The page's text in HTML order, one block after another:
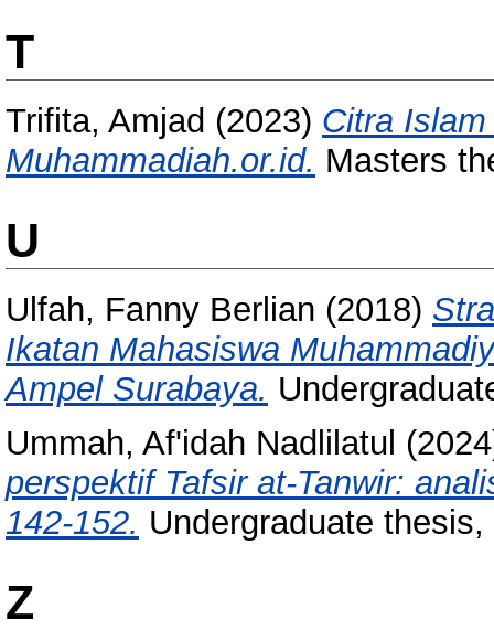
T
Trifita, Amjad (2023) Citra
Muhammadiah.or.id. Masters
U
Ulfah, Fanny Berlian (2018)
Ikatan Mahasiswa
Ampel Surabaya.
Ummah, Af'idah Nadlilatul
perspektif Tafsir at-Tanwir:
142-152. Undergraduate
Z